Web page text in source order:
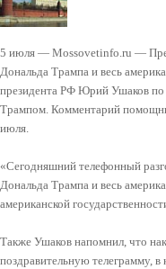
5 июля — Mossovetinfo.ru —
Дональда Трампа и весь
президента РФ Юрий Ушаков
Трампом. Комментарий
июля.
«Сегодняшний телефонный
Дональда Трампа и весь
американской
Также Ушаков напомнил, что
поздравительную телеграмму,